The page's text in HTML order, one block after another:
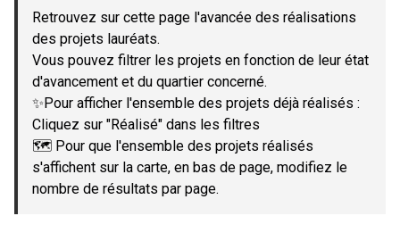
−
Retrouvez sur cette page l'avancée des réalisations
des projets lauréats.
Vous pouvez filtrer les projets en fonction de leur état
d'avancement et du quartier concerné.
✨Pour afficher l'ensemble des projets déjà réalisés :
Cliquez sur "Réalisé" dans les filtres
🗺️ Pour que l'ensemble des projets réalisés
s'affichent sur la carte, en bas de page, modifiez le
nombre de résultats par page.